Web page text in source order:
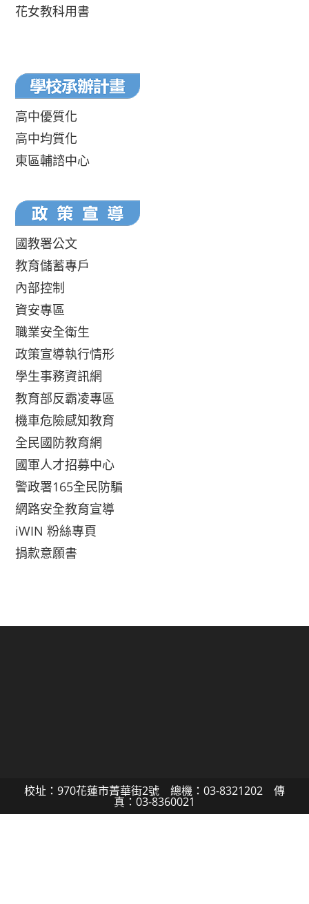
花女教科用書
高中優質化
高中均質化
東區輔諮中心
國教署公文
教育儲蓄專戶
內部控制
資安專區
職業安全衛生
政策宣導執行情形
學生事務資訊網
教育部反霸凌專區
機車危險感知教育
全民國防教育網
國軍人才招募中心
警政署165全民防騙
網路安全教育宣導
iWIN 粉絲專頁
捐款意願書
校址：970花蓮市菁華街2號 總機：03-8321202 傳
真：03-8360021